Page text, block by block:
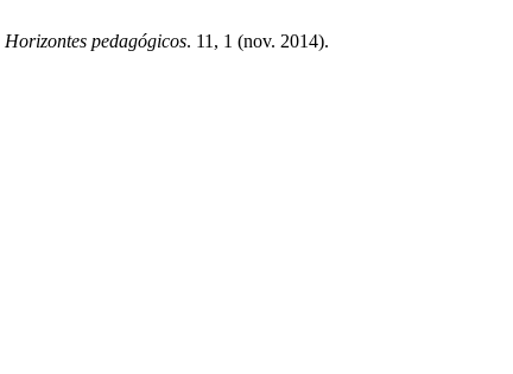
Horizontes pedagógicos. 11, 1 (nov. 2014).